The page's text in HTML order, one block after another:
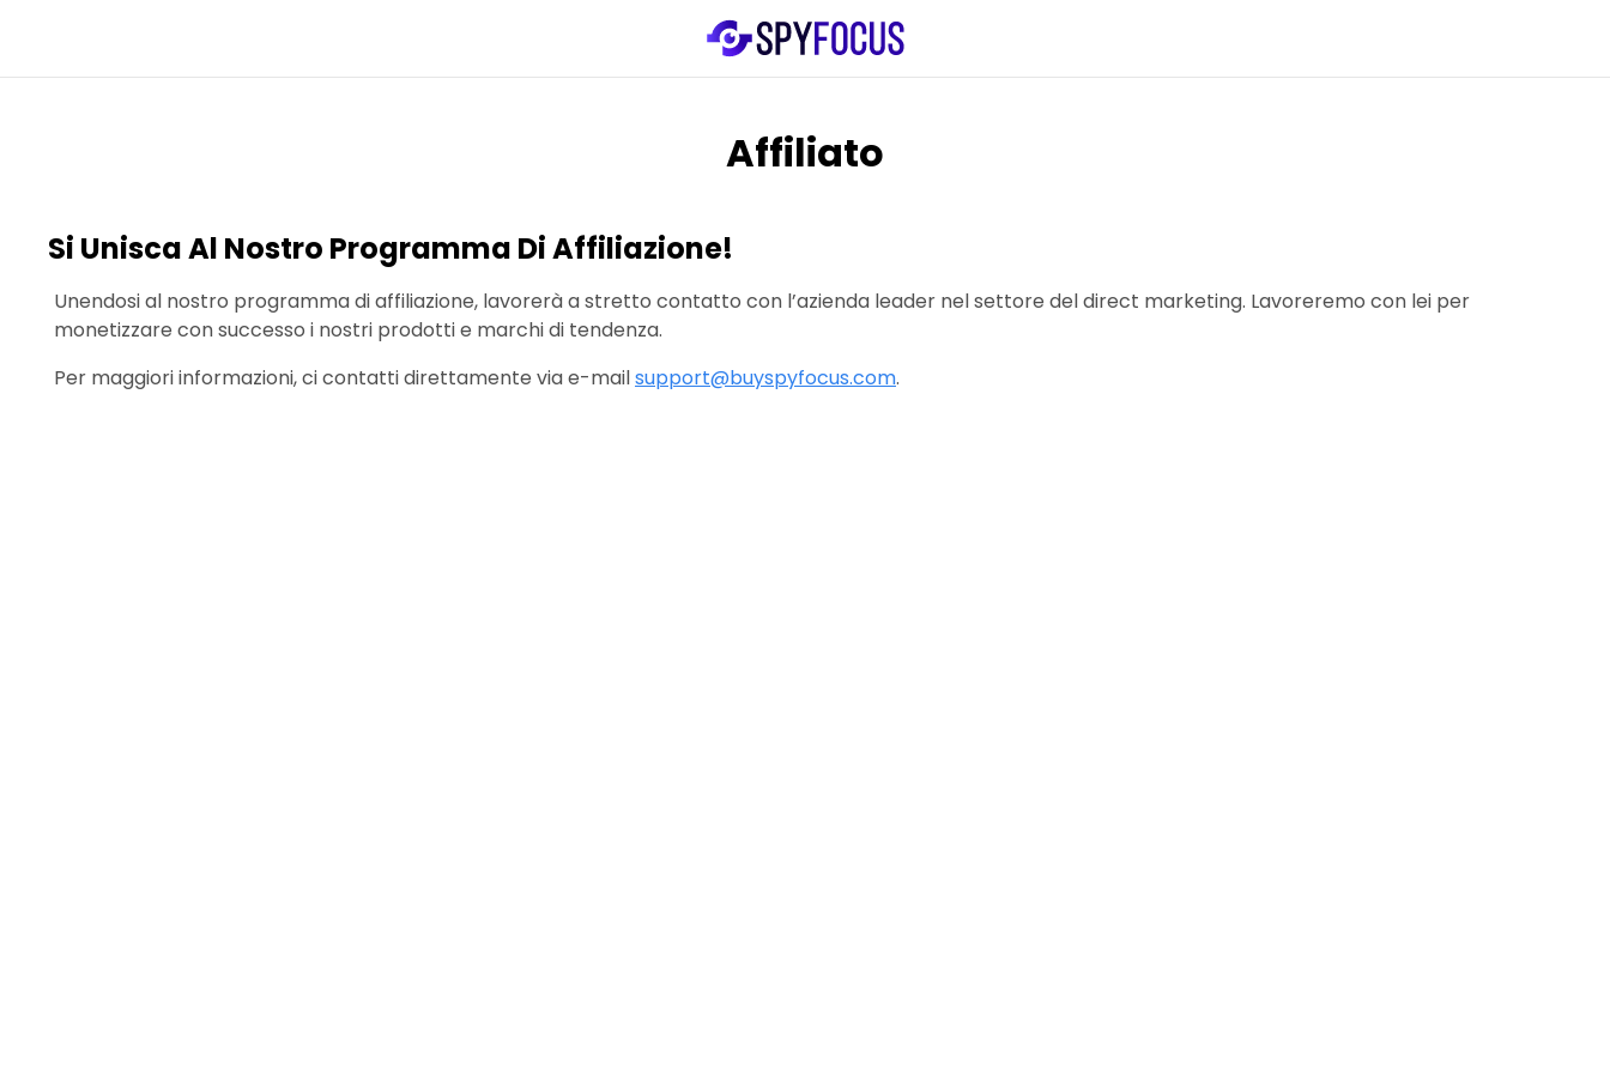
Affiliato
Si Unisca Al Nostro Programma Di Affiliazione!
Unendosi al nostro programma di affiliazione, lavorerà a stretto contatto con l’azienda leader nel settore del direct marketing. Lavoreremo con lei per
monetizzare con successo i nostri prodotti e marchi di tendenza.
Per maggiori informazioni, ci contatti direttamente via e-mailsupport@buyspyfocus.com.